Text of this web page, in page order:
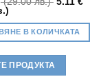
14.83 €
(29.00
Текущата
е:
5.11 €
лв.).
В КОЛИЧКАТА
ПРОДУКТА